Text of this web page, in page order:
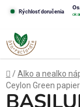
obsah
Rýchlosť doručenia
Domov
/Alko a nealko
Ceylon Green